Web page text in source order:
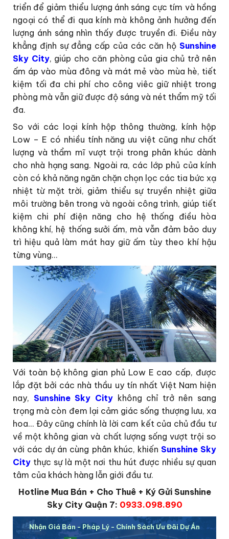
triển để giảm thiểu lượng ánh sáng cực tím và hồng
ngoại có thể đi qua kính mà không ảnh hưởng đến
lượng ánh sáng nhìn thấy được truyền đi. Điều này
khẳng định sự đẳng cấp của các căn hộ Sunshine
Sky City, giúp cho căn phòng của gia chủ trở nên
ấm áp vào mùa đông và mát mẻ vào mùa hè, tiết
kiệm tối đa chi phí cho công viêc giữ nhiệt trong
phòng mà vẫn giữ được độ sáng và nét thẩm mỹ tối
đa.
So với các loại kính hộp thông thường, kính hộp
Low – E có nhiều tính năng ưu việt cũng như chất
lượng và thẩm mĩ vượt trội trong phân khúc dành
cho nhà hạng sang. Ngoài ra, các lớp phủ của kính
còn có khả năng ngăn chặn chọn lọc các tia bức xạ
nhiệt từ mặt trời, giảm thiểu sự truyền nhiệt giữa
môi trường bên trong và ngoài công trình, giúp tiết
kiệm chi phí điện năng cho hệ thống điều hòa
không khí, hệ thống sưởi ấm, mà vẫn đảm bảo duy
trì hiệu quả làm mát hay giữ ấm tùy theo khí hậu
từng vùng…
Với toàn bộ không gian phủ Low E cao cấp, được
lắp đặt bởi các nhà thầu uy tín nhất Việt Nam hiện
nay, Sunshine Sky Citykhông chỉ trở nên sang
trọng mà còn đem lại cảm giác sống thượng lưu, xa
hoa… Đây cũng chính là lời cam kết của chủ đầu tư
về một không gian và chất lượng sống vượt trội so
với các dự án cùng phân khúc, khiến Sunshine Sky
City thực sự là một nơi thu hút được nhiều sự quan
tâm của khách hàng lẫn giới đầu tư.
Hotline Mua Bán + Cho Thuê + Ký Gửi Sunshine
Sky City Quận 7: 0933.098.890
Nhận Giá Bán - Pháp Lý - Chính Sách Ưu Đãi Dự Án